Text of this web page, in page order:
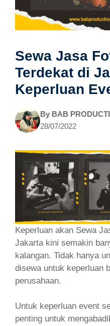
Sewa Jasa
Terdekat di
Keperluan
By BAB
28/07/2022
Keperluan akan Sewa
Jakarta kini semakin
kalangan. Tidak hanya
disewa untuk keperluan
perusahaan.
Untuk keperluan event
penting untuk